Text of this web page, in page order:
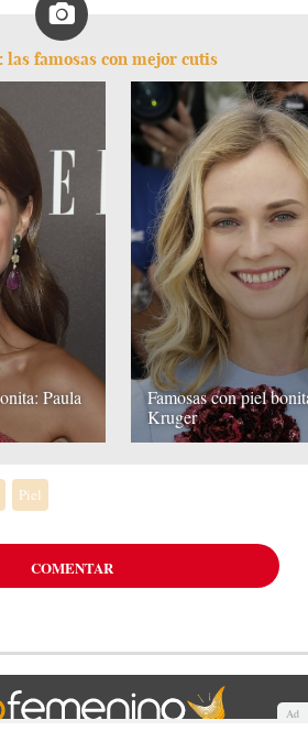
famosas con mejor cutis
Paula
Famosas con piel
Kruger
Piel
COMENTAR
Ad